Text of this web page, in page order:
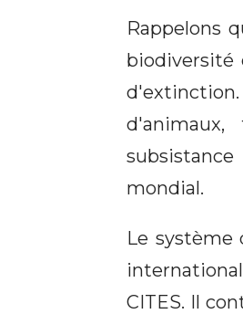
Rappelons
biodiversité
mondial.
Le système
CITES. Il